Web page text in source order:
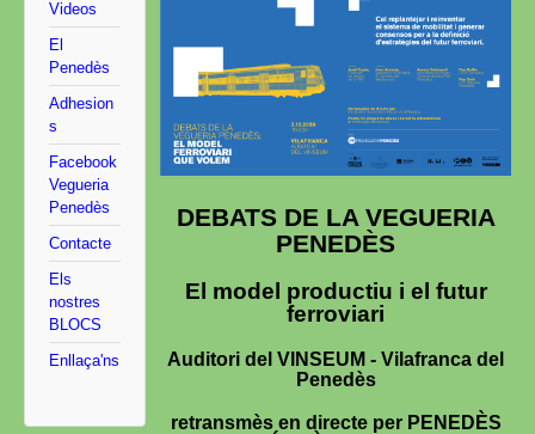
Videos
El
Penedès
Adhesion
s
Facebook
Vegueria
Penedès
Contacte
Els
nostres
BLOCS
Enllaça'ns
DEBATS DE LA VEGUERIA
PENEDÈS
El model productiu i el futur
ferroviari
Auditori del VINSEUM - Vilafranca del
Penedès
retransmès en directe per PENEDÈS